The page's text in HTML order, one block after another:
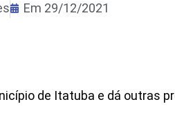
Em 29/12/2021
de Itatuba e dá outras